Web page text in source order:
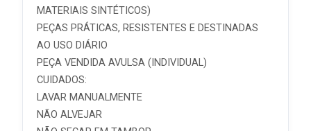
MATERIAIS SINTÉTICOS)
PEÇAS PRÁTICAS, RESISTENTES E DESTINADAS
AO USO DIÁRIO
PEÇA VENDIDA AVULSA (INDIVIDUAL)
CUIDADOS:
LAVAR MANUALMENTE
NÃO ALVEJAR